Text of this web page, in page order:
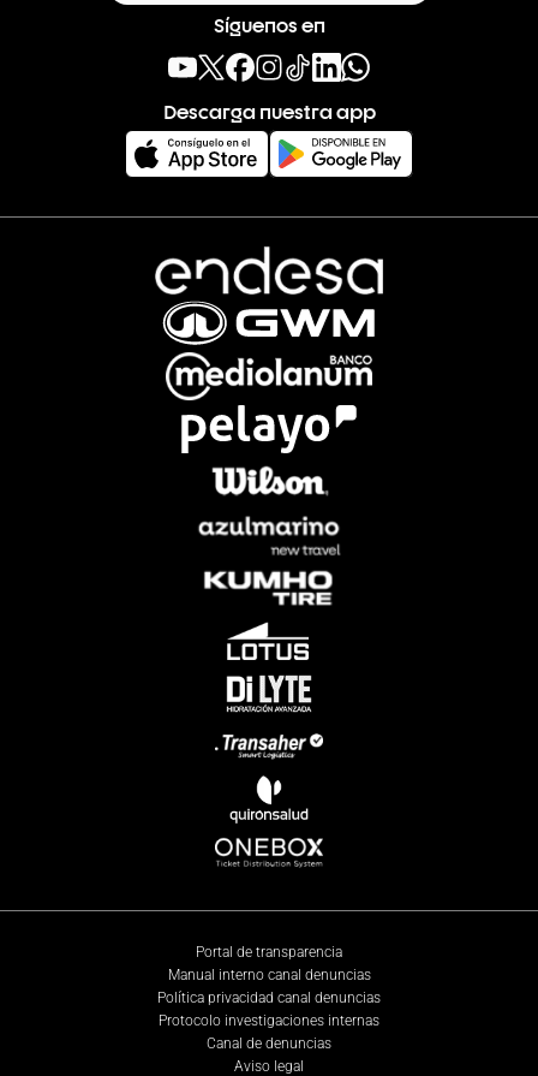
Síguenos en
Descarga nuestra app
Portal de transparencia
Manual interno canal denuncias
Política privacidad canal denuncias
Protocolo investigaciones internas
Canal de denuncias
Aviso legal